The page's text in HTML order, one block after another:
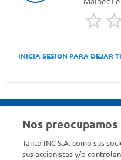
INICIA SESION PARA DEJAR
Nos
Tanto INC S.A. como sus
sus accionistas y/o